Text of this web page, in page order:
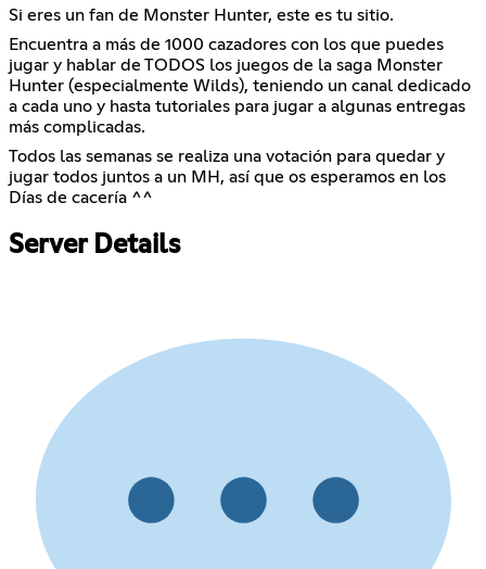
Si eres un fan de Monster Hunter, este es tu sitio.
Encuentra a más de 1000 cazadores con los que puedes
jugar y hablar de TODOS los juegos de la saga Monster
Hunter (especialmente Wilds), teniendo un canal dedicado
a cada uno y hasta tutoriales para jugar a algunas entregas
más complicadas.
Todos las semanas se realiza una votación para quedar y
jugar todos juntos a un MH, así que os esperamos en los
Días de cacería ^^
Server Details